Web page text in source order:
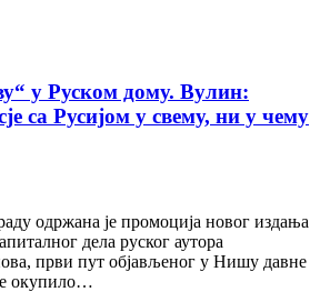
у Руском дому. Вулин:
са Русијом у свему, ни у чему
одржана је промоција новог издања
дела руског аутора
први пут објављеног у Нишу давне
окупило…